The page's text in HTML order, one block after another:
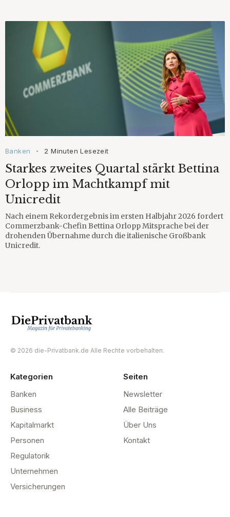
Banken • 2 Minuten Lesezeit
Starkes zweites Quartal stärkt Bettina
Orlopp im Machtkampf mit
Unicredit
Nach einem Rekordergebnis im ersten Halbjahr 2026 fordert
Commerzbank-Chefin Bettina Orlopp Mitsprache bei der
drohenden Übernahme durch die italienische Großbank
Unicredit.
© 2026 die-Privatbank.de Alle Rechte vorbehalten.
Kategorien
Banken
Business
Kapitalmarkt
Personen
Regulatorik
Unternehmen
Versicherungen
Seiten
Newsletter
Alle Beiträge
Über Uns
Kontakt